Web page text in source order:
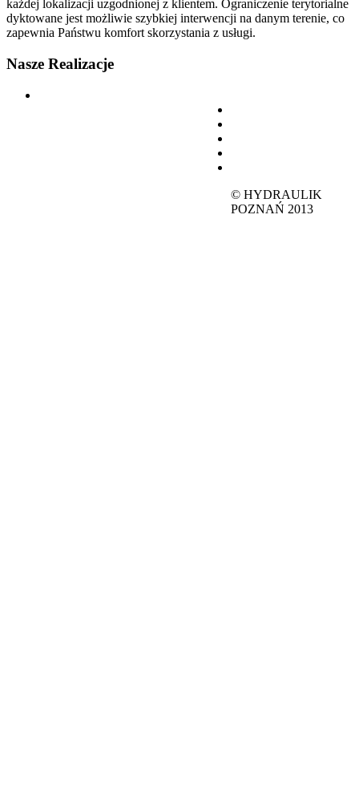
każdej lokalizacji uzgodnionej z klientem. Ograniczenie terytorialne
dyktowane jest możliwie szybkiej interwencji na danym terenie, co
zapewnia Państwu komfort skorzystania z usługi.
Nasze Realizacje
© HYDRAULIK
POZNAŃ 2013